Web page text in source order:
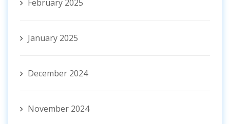
February 2025
January 2025
December 2024
November 2024